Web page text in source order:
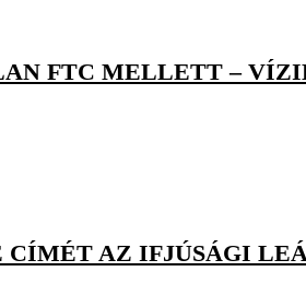
FTC MELLETT –
AZ IFJÚSÁGI